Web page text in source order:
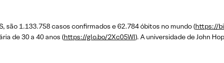
são 1.133.758 casos confirmados e 62.784 óbitos no mundo (https://
de 30 a 40 anos (https://glo.bo/2Xc05WI). A universidade de John